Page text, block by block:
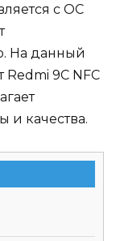
с ОС
На данный
9C NFC
и качества.